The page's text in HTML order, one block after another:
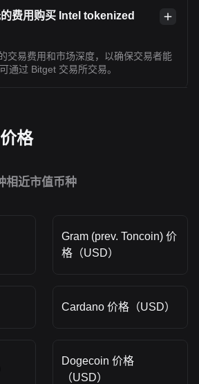
费用购买 Intel tokenized
交易费用和市场深度，以确保交易者能
通过 Bitget 交易所交易。
格
相近市值币种
Gram (prev. Toncoin) 价
格（USD）
Cardano 价格（USD）
Dogecoin 价格
（USD）